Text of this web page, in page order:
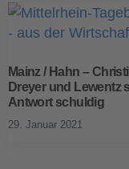
Mainz / Hahn –
Dreyer und Lewentz
Antwort schuldig
29. Januar 2021